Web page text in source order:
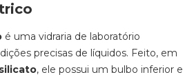
é uma vidraria de laboratório
precisas de líquidos. Feito, em
, ele possui um bulbo inferior e